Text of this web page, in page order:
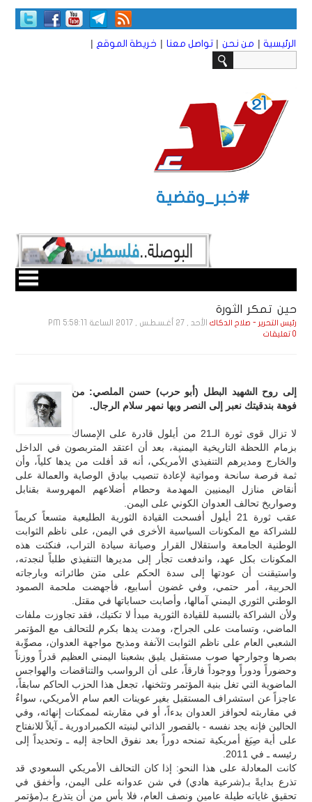
الرئيسية | من نحن | تواصل معنا | خريطة الموقع |
#خبر_وقضية
حين تمكر الثورة
رئيس التحرير - صلاح الدكاك الأحد , 27 أغـسـطـس , 2017 الساعة 5:58:11 PM
0 تعليقات
إلى روح الشهيد البطل (أبو حرب) حسن الملصي: من
فوهة بندقيتك نعبر إلى النصر وبها نمهر سلام الرجال.
لا تزال قوى ثورة الـ21 من أيلول قادرة على الإمساك
بزمام اللحظة التاريخية اليمنية، بعد أن اعتقد المتربصون في الداخل
والخارج ومديرهم التنفيذي الأمريكي، أنه قد أفلت من يدها كلياً، وأن
ثمة فرصة سانحة ومواتية لإعادة تنصيب بيادق الوصاية والعمالة على
أنقاض منازل اليمنيين المهدمة وحطام أضلاعهم المهروسة بقنابل
وصواريخ تحالف العدوان الكوني على اليمن.
عقب ثورة 21 أيلول أفسحت القيادة الثورية الطليعية متسعاً كريماً
للشراكة مع المكونات السياسية الأخرى في اليمن، على ناظم الثوابت
الوطنية الجامعة واستقلال القرار وصيانة سيادة التراب، فنكثت هذه
المكونات بكل عهد، واندفعت تجأر إلى مديرها التنفيذي طلباً لنجدته،
واستيقنت أن عودتها إلى سدة الحكم على متن طائراته وبارجاته
الحربية، أمر حتمي، وفي غضون أسابيع، فأجهضت ملحمة الصمود
الوطني الثوري اليمني آمالها، وأصابت حساباتها في مقتل.
ولأن الشراكة بالنسبة للقيادة الثورية مبدأ لا تكتيك، فقد تجاوزت ملفات
الماضي، وتسامت على الجراح، ومدت يدها بكرم للتحالف مع المؤتمر
الشعبي العام على ناظم الثوابت الآنفة ومذبح مواجهة العدوان، مصوِّبة
بصرها وجوارحها صوب مستقبل يليق بشعبنا اليمني العظيم قدراً ووزناً
وحضوراً ودوراً ووجوداً فارقاً، على أن الرواسب والتناقضات والهواجس
الماضوية التي تغل بنية المؤتمر وتثخنها، تجعل هذا الحزب الحاكم سابقاً،
عاجزاً عن استشراف المستقبل بغير عوينات العم سام الأمريكي، سواءٌ
في مقاربته لحوافز العدوان بدءاً، أو في مقاربته لممكنات إنهائه، وفي
الحالين فإنه يجد نفسه - بالقصور الذاتي لبنيته الكمبرادورية ـ آيلاً للانفتاح
على أية صِيَغ أمريكية تمنحه دوراً بعد نفوق الحاجة إليه ـ وتحديداً إلى
رئيسه ـ في 2011.
كانت المعادلة على هذا النحو: إذا كان التحالف الأمريكي السعودي قد
تذرع بدايةً بـ(شرعية هادي) في شن عدوانه على اليمن، وأخفق في
تحقيق غاياته طيلة عامين ونصف العام، فلا بأس من أن يتذرع بـ(مؤتمر